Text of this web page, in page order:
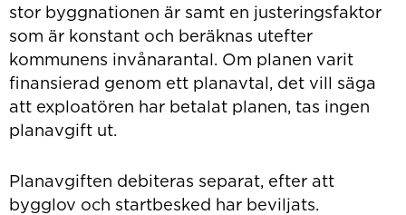
stor byggnationen är samt en justeringsfaktor
som är konstant och beräknas utefter
kommunens invånarantal. Om planen varit
finansierad genom ett planavtal, det vill säga
att exploatören har betalat planen, tas ingen
planavgift ut.
Planavgiften debiteras separat, efter att
bygglov och startbesked har beviljats.